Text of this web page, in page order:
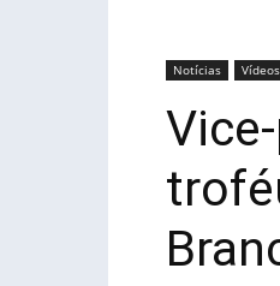
Notícias Vídeos